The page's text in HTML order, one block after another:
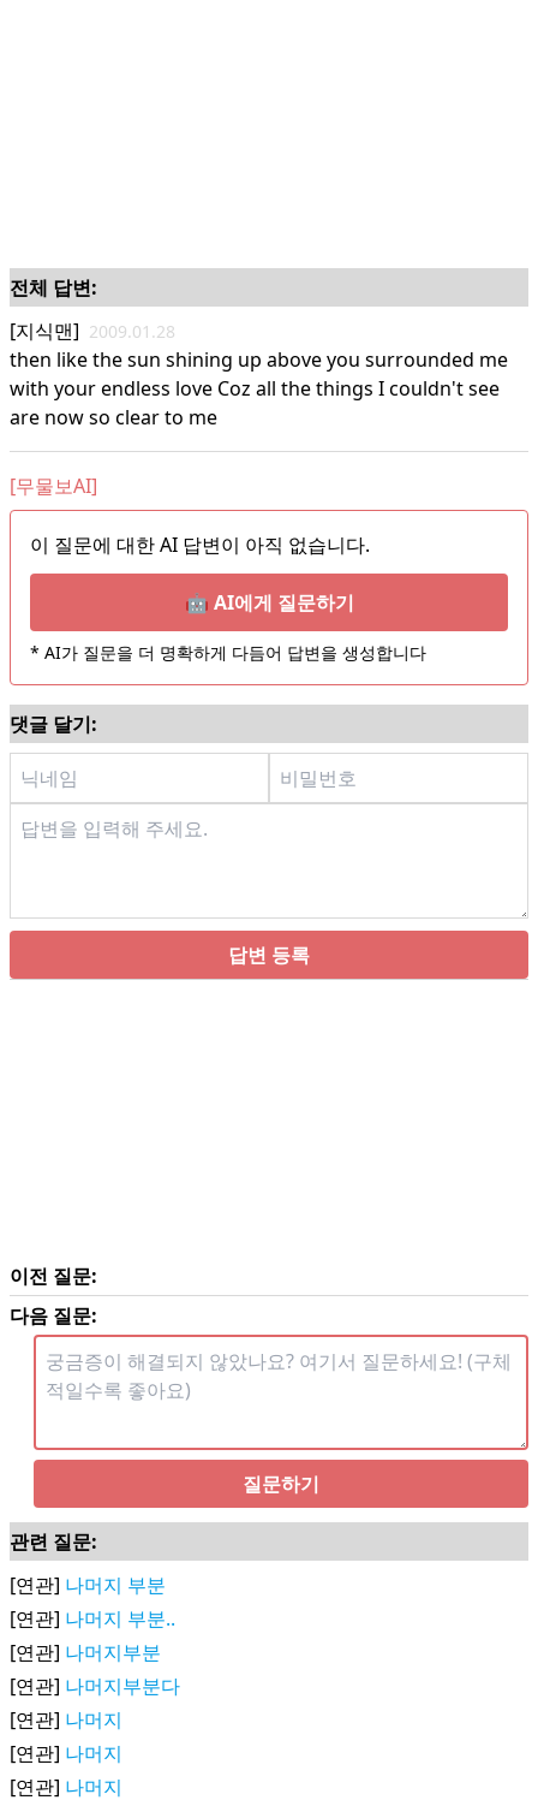
전체 답변:
[지식맨] 2009.01.28
then like the sun shining up above you surrounded me
with your endless love Coz all the things I couldn't see
are now so clear to me
[무물보AI]
이 질문에 대한 AI 답변이 아직 없습니다.
🤖 AI에게 질문하기
* AI가 질문을 더 명확하게 다듬어 답변을 생성합니다
댓글 달기:
답변 등록
이전 질문:
다음 질문:
질문하기
관련 질문:
[연관] 나머지 부분
[연관] 나머지 부분..
[연관] 나머지부분
[연관] 나머지부분다
[연관] 나머지
[연관] 나머지
[연관] 나머지